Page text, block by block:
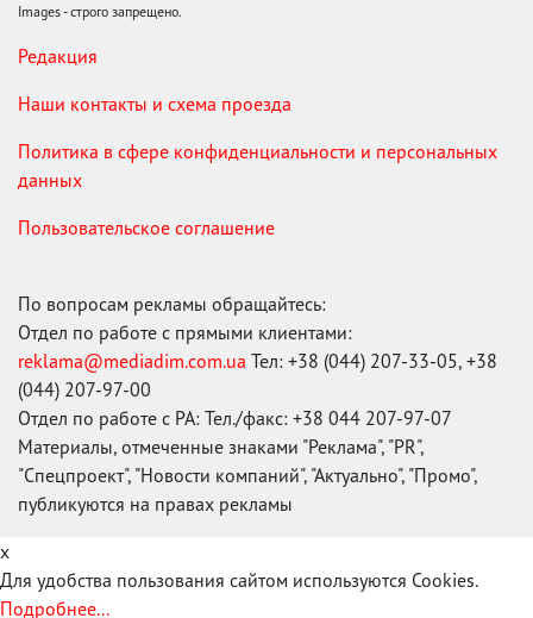
Images - строго запрещено.
Редакция
Наши контакты и схема проезда
Политика в сфере конфиденциальности и персональных
данных
Пользовательское соглашение
По вопросам рекламы обращайтесь:
Отдел по работе с прямыми клиентами:
reklama@mediadim.com.ua Тел: +38 (044) 207-33-05, +38
(044) 207-97-00
Отдел по работе с РА: Тел./факс: +38 044 207-97-07
Материалы, отмеченные знаками "Реклама", "PR",
"Спецпроект", "Новости компаний", "Актуально", "Промо",
публикуются на правах рекламы
x
Для удобства пользования сайтом используются Cookies.
Подробнее...